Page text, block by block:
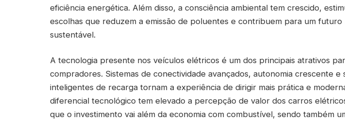
eficiência energética. Além disso, a consciência ambiental tem crescido,
escolhas que reduzem a emissão de poluentes e contribuem para um futuro
sustentável.
A tecnologia presente nos veículos elétricos é um dos principais atrativos
compradores. Sistemas de conectividade avançados, autonomia crescente e
inteligentes de recarga tornam a experiência de dirigir mais prática e
diferencial tecnológico tem elevado a percepção de valor dos carros
que o investimento vai além da economia com combustível, sendo também